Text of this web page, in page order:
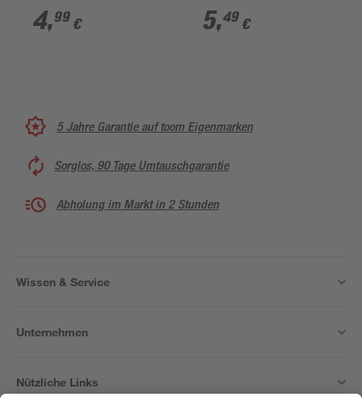
'Athenis' reinweiß
4,99 €
'Venedig' reinweiß
5,49 €
5 Jahre Garantie auf toom Eigenmarken
Sorglos, 90 Tage Umtauschgarantie
Abholung im Markt in 2 Stunden
Wissen & Service
Unternehmen
Nützliche Links